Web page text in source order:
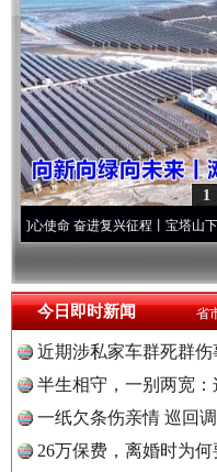
1
进复兴征程丨宝塔山下好光景..·[视
今日即时新闻
近期涉私家车群死群伤
半生相守，一别两宽：
一纸欠条伤亲情 巡回
26万保费，离婚时为何
省
“后车司机肯定